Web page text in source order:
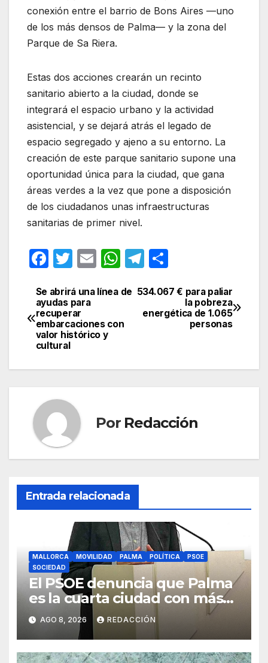
conexión entre el barrio de Bons Aires —uno
de los más densos de Palma— y la zona del
Parque de Sa Riera.
Estas dos acciones crearán un recinto
sanitario abierto a la ciudad, donde se
integrará el espacio urbano y la actividad
asistencial, y se dejará atrás el legado de
espacio segregado y ajeno a su entorno. La
creación de este parque sanitario supone una
oportunidad única para la ciudad, que gana
áreas verdes a la vez que pone a disposición
de los ciudadanos unas infraestructuras
sanitarias de primer nivel.
F
c
e
b
o
o
T
itt
er
E
ail
W
at
s
A
p
T
e
gr
m
p
Navegación
de
entradas
534.067 € para paliar
la pobreza
energética de 1.065
personas
Se abrirá una línea de
ayudas para
recuperar
embarcaciones con
valor histórico y
cultural
Por Redacción
Entrada relacionada
MALLORCA MOVILIDAD PALMA POLÍTICA
PSOE
SOCIEDAD
El PSOE denuncia que Palma
es la cuarta ciudad con más
atascos por el «fracaso» de
Galmés
AGO 8, 2026 REDACCIÓN